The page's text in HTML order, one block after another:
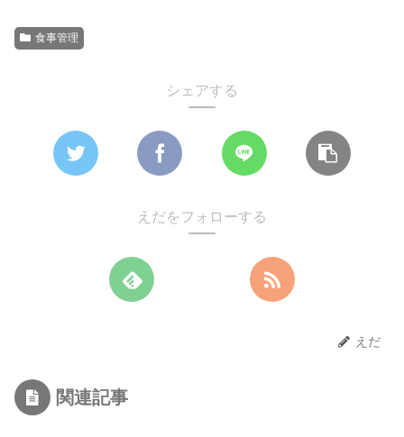
食事管理
シェアする
えだをフォローする
えだ
関連記事